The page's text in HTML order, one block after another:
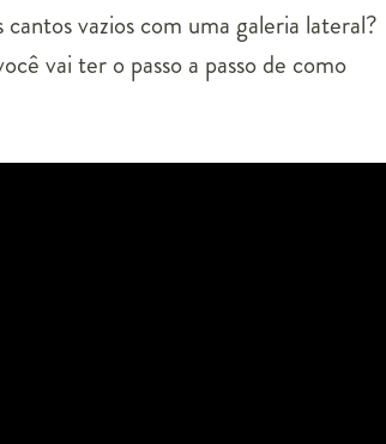
vazios com uma galeria lateral?
vai ter o passo a passo de como